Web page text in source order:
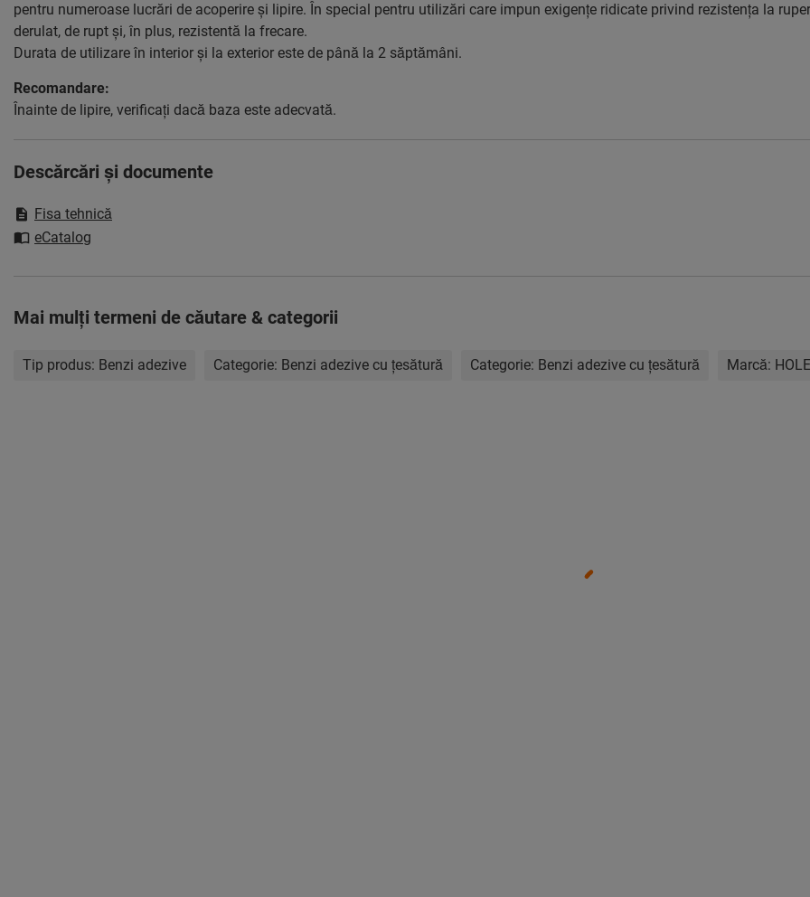
pentru numeroase lucrări de acoperire şi lipire. În special pentru utilizări care impun exigenţe ridicate privind rezistenţa la
derulat, de rupt şi, în plus, rezistentă la frecare.
Durata de utilizare în interior şi la exterior este de până la 2 săptămâni.
Recomandare:
Înainte de lipire, verificaţi dacă baza este adecvată.
Descărcări și documente
Fisa tehnică
eCatalog
Mai mulţi termeni de căutare & categorii
Tip produs: Benzi adezive Categorie: Benzi adezive cu ţesătură Categorie: Benzi adezive cu ţesătură Marcă: